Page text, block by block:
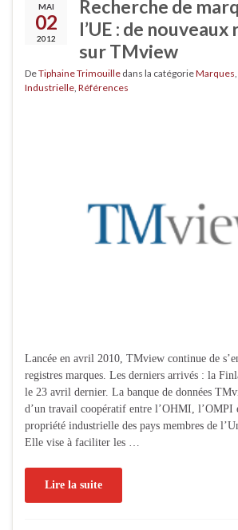
MAI
02
2012
Recherche de
l’UE : de
sur TMview
DeTiphaine Trimouille dans la catégorieMarques
Industrielle Références
Lancée en avril 2010, TMview continue de
registres marques. Les derniers arrivés : la
le 23 avril dernier. La banque de données
d’un travail coopératif entre l’OHMI, l’OMPI
propriété industrielle des pays membres de
Elle vise à faciliter les …
Lire la suite